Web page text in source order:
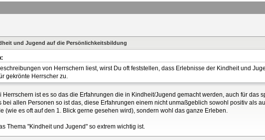
und Jugend auf die Persönlichkeitsbildung
von Herrschern liest, wirst Du oft feststellen, dass Erlebnisse der Kindheit und
gekrönte Herrscher zu.
Herrschern ist es so das die Erfahrungen die in Kindheit/Jugend gemacht werden, auch für das
bei allen Personen so ist das, diese Erfahrungen einem nicht unmaßgeblich sowohl positiv als
(wie es oft auf den 1. Blick gerne gesehen wird), sondern wohl das ganze Erleben.
Thema "Kindheit und Jugend" so extrem wichtig ist.